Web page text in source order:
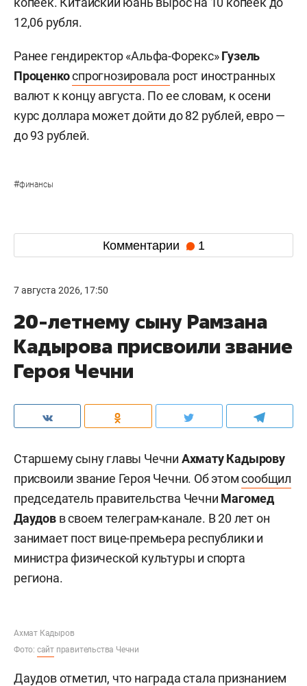
12,06 рубля.
Ранее гендиректор «Альфа-Форекс»Гузель
Проценкоспрогнозировала рост иностранных
валют к концу августа. По ее словам, к осени
курс доллара может дойти до 82 рублей, евро —
до 93 рублей.
#финансы
Комментарии 1
7 августа 2026, 17:50
20-летнему сыну Рамзана
Кадырова присвоили звание
Героя Чечни
Старшему сыну главы Чечни Ахмату Кадырову
присвоили звание Героя Чечни. Об этомсообщил
председатель правительства Чечни Магомед
Даудов в своем телеграм-канале. В 20 лет он
занимает пост вице-премьера республики и
министра физической культуры и спорта
региона.
Ахмат Кадыров
Фото: сайт правительства Чечни
Даудов отметил, что награда стала признанием